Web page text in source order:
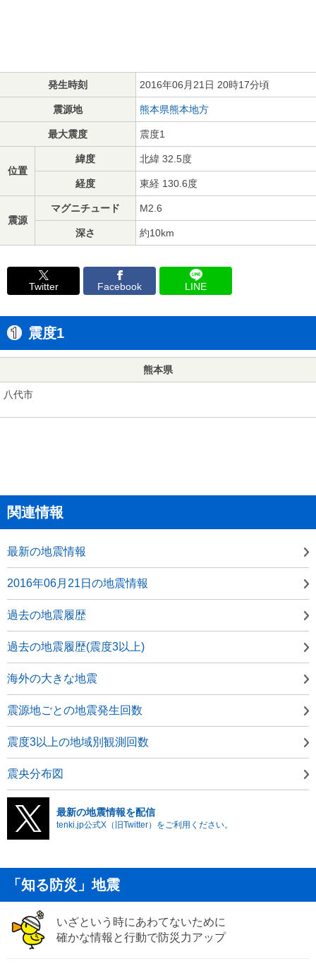
発生時刻 2016年06月21日 20時17分頃
震源地 熊本県熊本地方
最大震度 震度1
位置
緯度 北緯 32.5度
経度 東経 130.6度
震源
マグニチュード M2.6
深さ 約10km
Twitter Facebook LINE
震度1
熊本県
八代市
関連情報
最新の地震情報
2016年06月21日の地震情報
過去の地震履歴
過去の地震履歴(震度3以上)
海外の大きな地震
震源地ごとの地震発生回数
震度3以上の地域別観測回数
震央分布図
最新の地震情報を配信
tenki.jp公式X（旧Twitter）をご利用ください。
「知る防災」地震
いざという時にあわてないために
確かな情報と行動で防災力アップ